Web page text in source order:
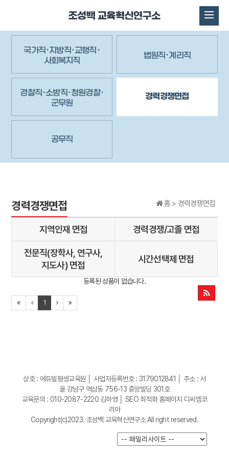
국가직･지방직･교행직･
사회복지직
법원직･계리직
경찰직･소방직･청원경찰･
군무원
경력경쟁면접
공무직
홈 > 경력경쟁면접
경력경쟁면접
지역인재 면접 경력경쟁/고졸 면접
전문직(장학사, 연구사,
지도사) 면접
시간선택제 면접
등록된 상품이 없습니다.
1
상호 : 에듀빌평생교육원 │ 사업자등록번호 : 3179012841 │ 주소 : 서
울 강남구 역삼동 756-13 중앙빌딩 301호
교육문의 : 010-2087-2220 김하영 │ SEO 최적화 홈페이지 디씨엠코
리아
Copyright(c)2023. 조성백 교육혁신연구소 All right reserved.